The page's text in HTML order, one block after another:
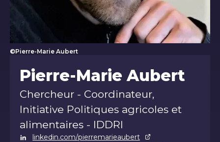
©Pierre-Marie Aubert
Pierre-Marie Aubert
Chercheur - Coordinateur,
Initiative Politiques agricoles et
alimentaires - IDDRI
linkedin.com/pierremarieaubert